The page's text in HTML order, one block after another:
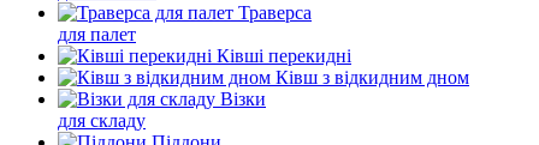
Траверса
для палет
Ківші перекидні
Ківш з відкидним дном
Візки
для складу